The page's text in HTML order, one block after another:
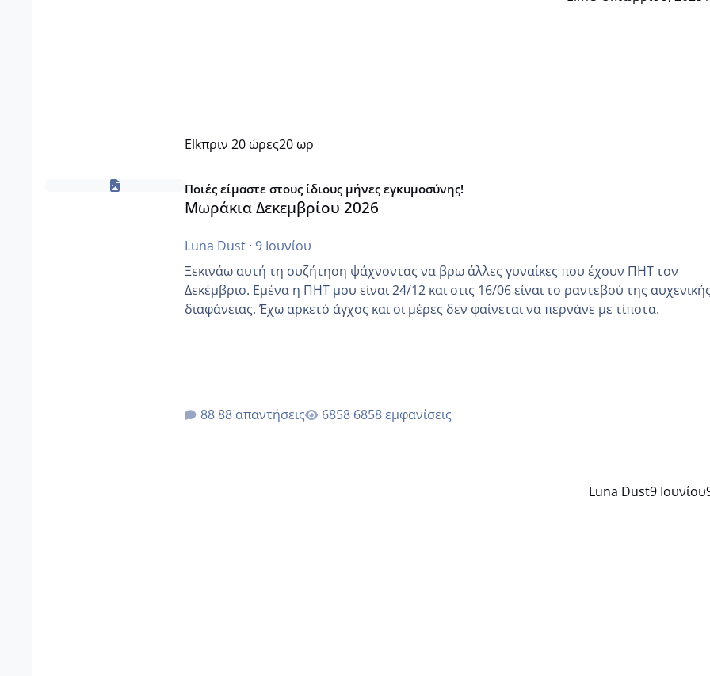
Elkπριν 20 ώρες20 ωρ
Μωράκια Δεκεμβρίου 2026
Ποιές είμαστε στους ίδιους μήνες εγκυμοσύνης!
Μωράκια Δεκεμβρίου 2026
Luna Dust· 9 Ιουνίου
Ξεκινάω αυτή τη συζήτηση ψάχνοντας να βρω άλλες γυναίκες που έχουν ΠΗΤ τον
Δεκέμβριο. Εμένα η ΠΗΤ μου είναι 24/12 και στις 16/06 είναι το ραντεβού της αυχενικής
διαφάνειας. Έχω αρκετό άγχος και οι μέρες δεν φαίνεται να περνάνε με τίποτα.
88 απαντήσεις 6858 εμφανίσεις
Luna Dust9 Ιουνίου